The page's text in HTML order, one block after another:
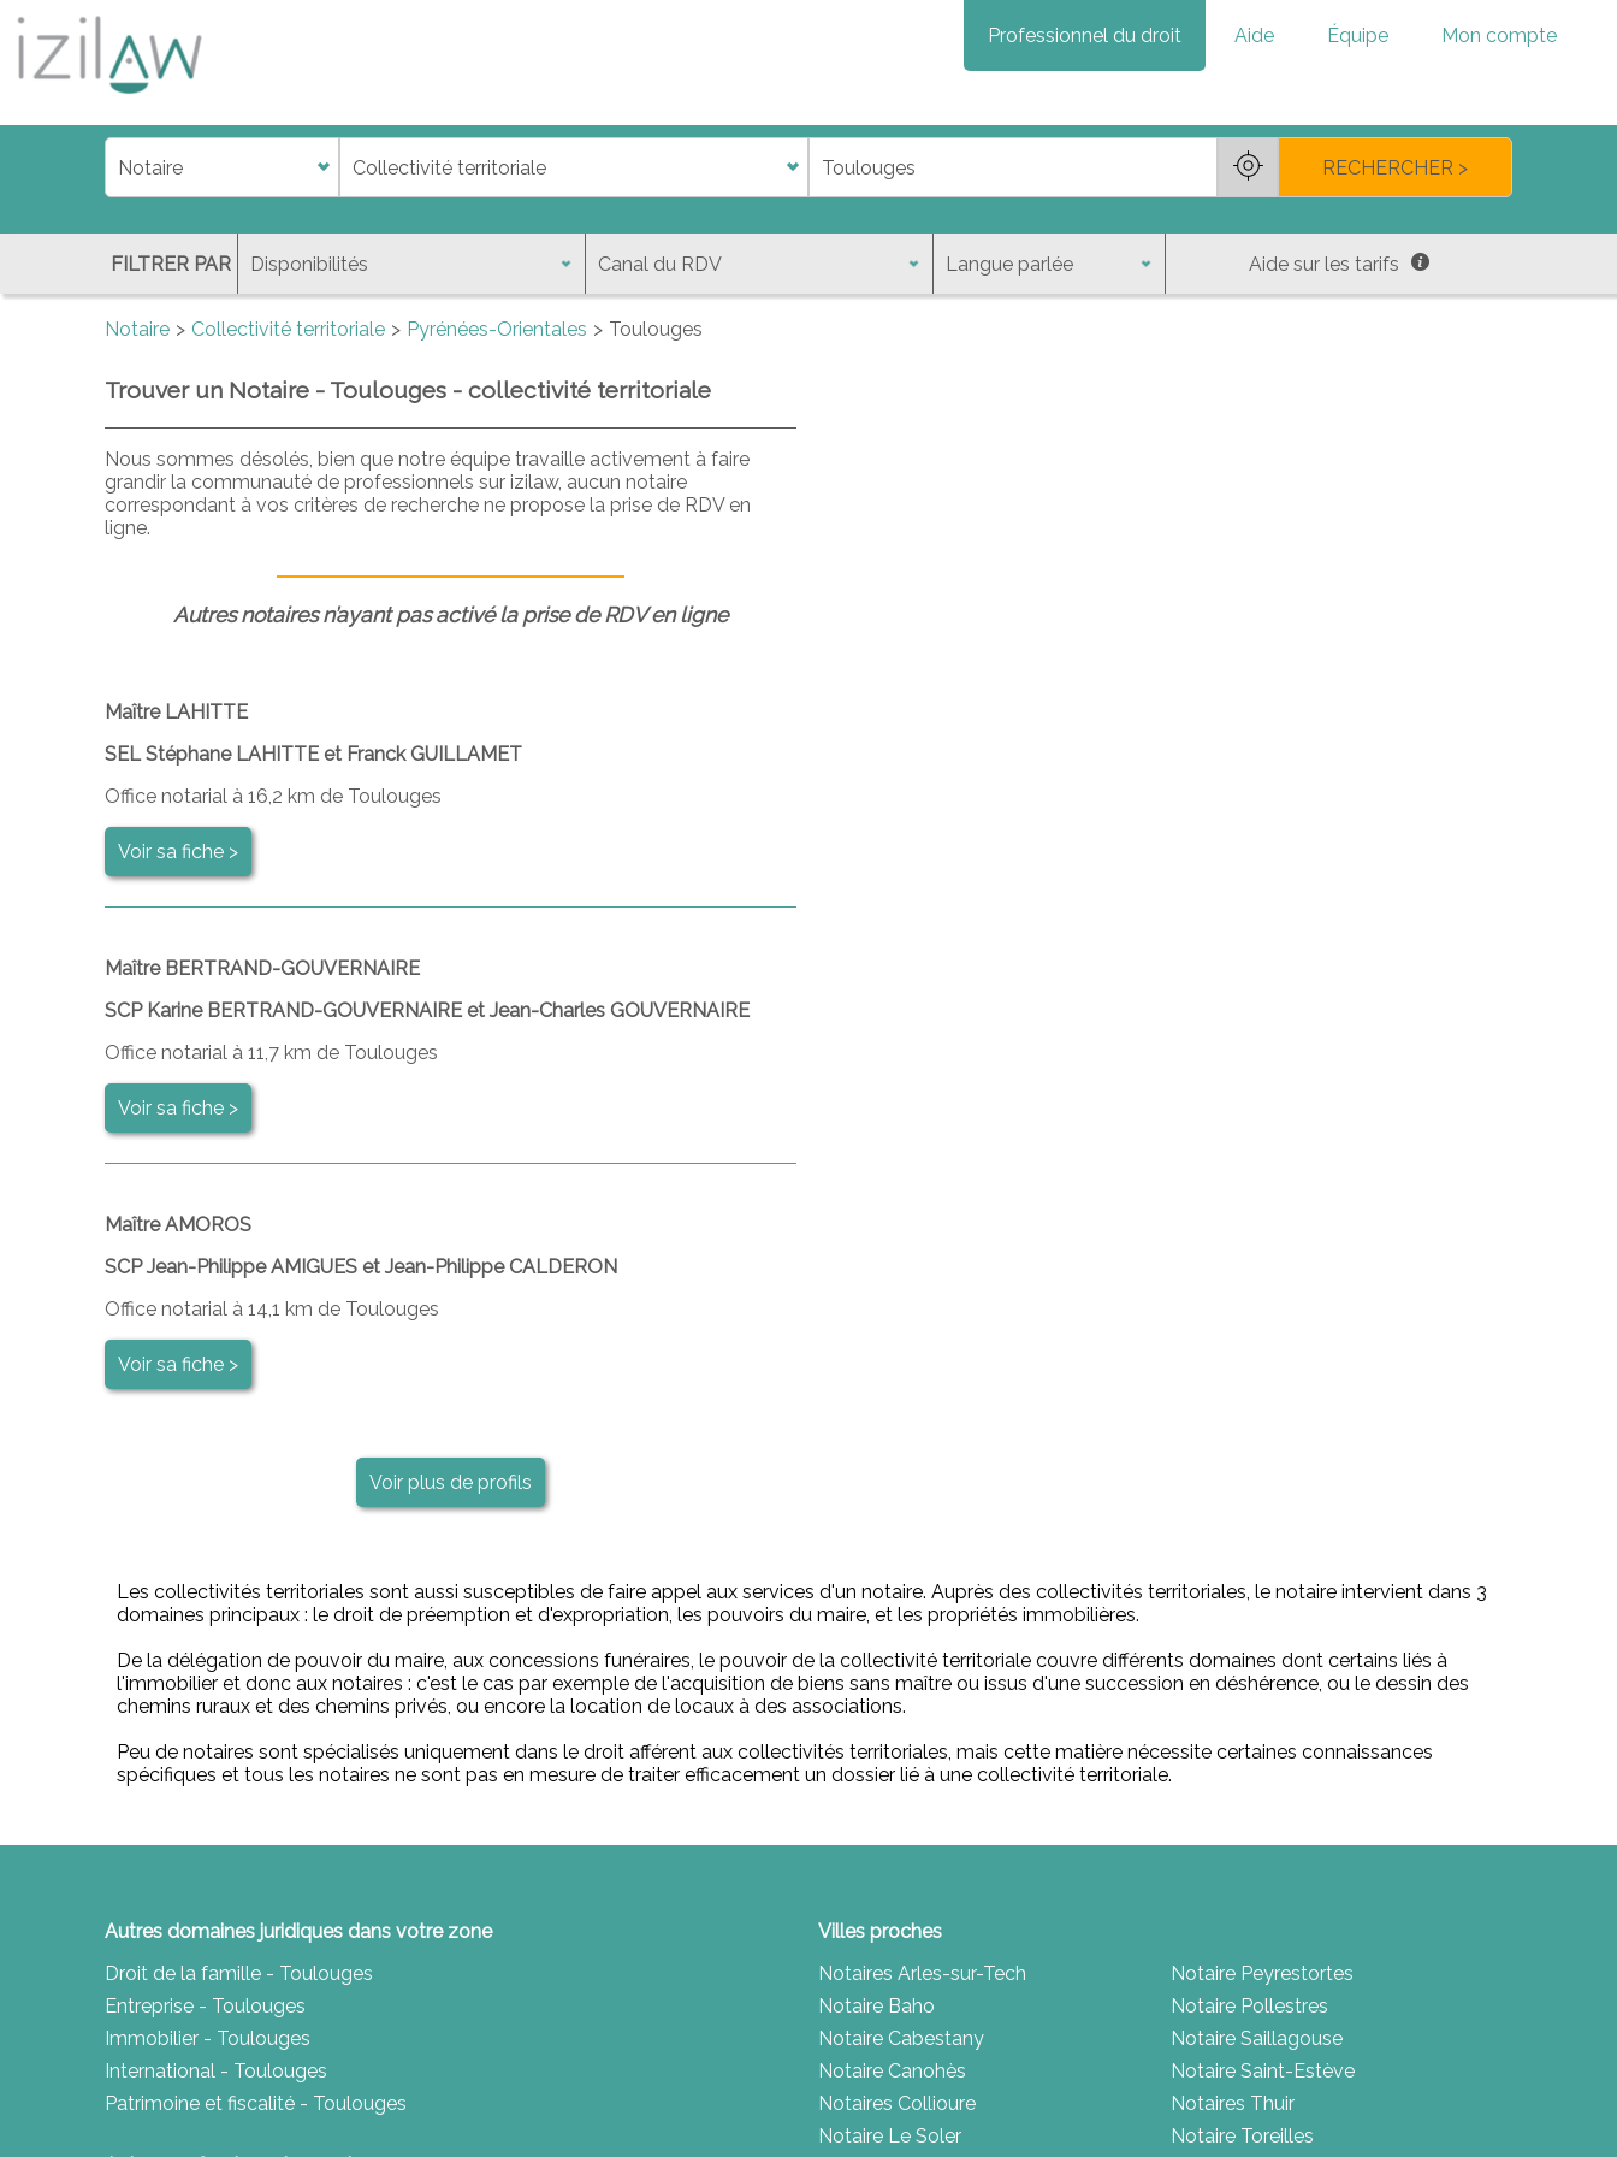
Professionnel du droit Aide Équipe Mon compte
jdadi
fl
RECHERCHER >
FILTRER PAR Aide sur les tarifs
Notaire Collectivité territoriale Pyrénées-Orientales Toulouges
Trouver un Notaire - Toulouges - collectivité territoriale
Nous sommes désolés, bien que notre équipe travaille activement à faire
grandir la communauté de professionnels sur izilaw, aucun notaire
correspondant à vos critères de recherche ne propose la prise de RDV en
ligne.
Autres notaires n’ayant pas activé la prise de RDV en ligne
Maître LAHITTE
SEL Stéphane LAHITTE et Franck GUILLAMET
Office notarial à 16,2 km de Toulouges
Voir sa fiche >
Maître BERTRAND-GOUVERNAIRE
SCP Karine BERTRAND-GOUVERNAIRE et Jean-Charles GOUVERNAIRE
Office notarial à 11,7 km de Toulouges
Voir sa fiche >
Maître AMOROS
SCP Jean-Philippe AMIGUES et Jean-Philippe CALDERON
Office notarial à 14,1 km de Toulouges
Voir sa fiche >
Voir plus de profils
Les collectivités territoriales sont aussi susceptibles de faire appel aux services d'un notaire. Auprès des collectivités territoriales, le notaire intervient dans 3
domaines principaux : le droit de préemption et d'expropriation, les pouvoirs du maire, et les propriétés immobilières.
De la délégation de pouvoir du maire, aux concessions funéraires, le pouvoir de la collectivité territoriale couvre différents domaines dont certains liés à
l'immobilier et donc aux notaires : c'est le cas par exemple de l'acquisition de biens sans maître ou issus d'une succession en déshérence, ou le dessin des
chemins ruraux et des chemins privés, ou encore la location de locaux à des associations.
Peu de notaires sont spécialisés uniquement dans le droit afférent aux collectivités territoriales, mais cette matière nécessite certaines connaissances
spécifiques et tous les notaires ne sont pas en mesure de traiter efficacement un dossier lié à une collectivité territoriale.
Autres domaines juridiques dans votre zone
Droit de la famille - Toulouges
Entreprise - Toulouges
Immobilier - Toulouges
International - Toulouges
Patrimoine et fiscalité - Toulouges
Villes proches
Notaires Arles-sur-Tech
Notaire Baho
Notaire Cabestany
Notaire Canohès
Notaires Collioure
Notaire Le Soler
Notaire Peyrestortes
Notaire Pollestres
Notaire Saillagouse
Notaire Saint-Estève
Notaires Thuir
Notaire Toreilles